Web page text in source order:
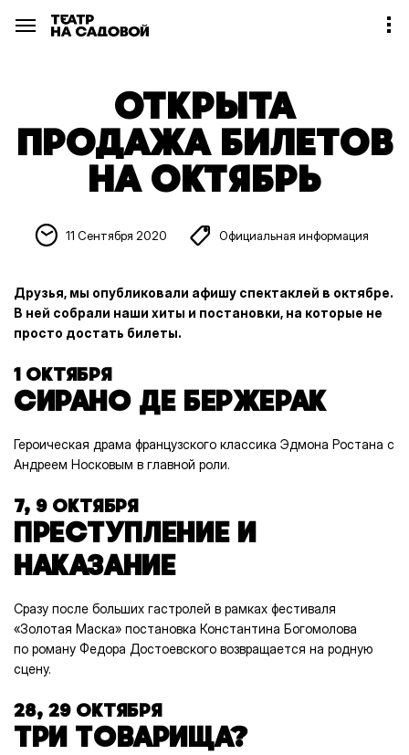
ОТКРЫТА
ПРОДАЖА БИЛЕТОВ
НА ОКТЯБРЬ
11 Сентября 2020 Официальная информация
Друзья, мы опубликовали афишу спектаклей в октябре.
В ней собрали наши хиты и постановки, на которые не
просто достать билеты.
1 ОКТЯБРЯ
СИРАНО ДЕ БЕРЖЕРАК
Героическая драма французского классика Эдмона Ростана с
Андреем Носковым в главной роли.
7, 9 ОКТЯБРЯ
ПРЕСТУПЛЕНИЕ И
НАКАЗАНИЕ
Сразу после больших гастролей в рамках фестиваля
«Золотая Маска» постановка Константина Богомолова
по роману Федора Достоевского возвращается на родную
сцену.
28, 29 ОКТЯБРЯ
ТРИ ТОВАРИЩА?